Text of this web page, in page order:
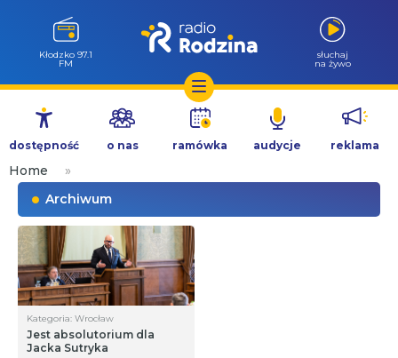
Przejdź
treści
Wołów 99.6
FM
słuchaj
na żywo
dostępność o nas ramówka audycje reklama
Home
»
Archiwum
Kategoria: Wrocław
Jest absolutorium dla
Jacka Sutryka